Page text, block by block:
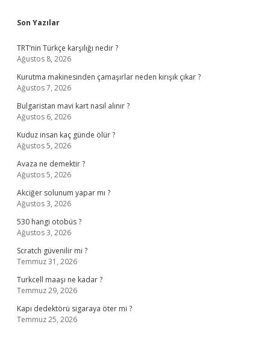
Sidebar
Son Yazılar
TRT’nin Türkçe karşılığı nedir ?
Ağustos 8, 2026
Kurutma makinesinden çamaşırlar neden kırışık çıkar ?
Ağustos 7, 2026
Bulgaristan mavi kart nasıl alınır ?
Ağustos 6, 2026
Kuduz insan kaç günde ölür ?
Ağustos 5, 2026
Avaza ne demektir ?
Ağustos 5, 2026
Akciğer solunum yapar mı ?
Ağustos 3, 2026
530 hangi otobüs ?
Ağustos 3, 2026
Scratch güvenilir mi ?
Temmuz 31, 2026
Turkcell maaşı ne kadar ?
Temmuz 29, 2026
Kapı dedektörü sigaraya öter mi ?
Temmuz 25, 2026